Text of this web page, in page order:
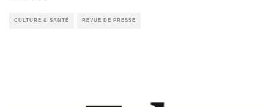
CULTURE & SANTÉ REVUE DE PRESSE